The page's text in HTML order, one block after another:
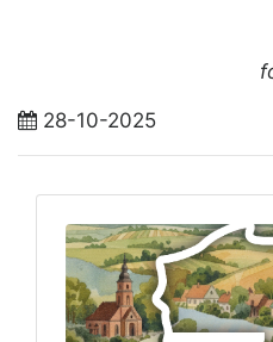
28-10-2025